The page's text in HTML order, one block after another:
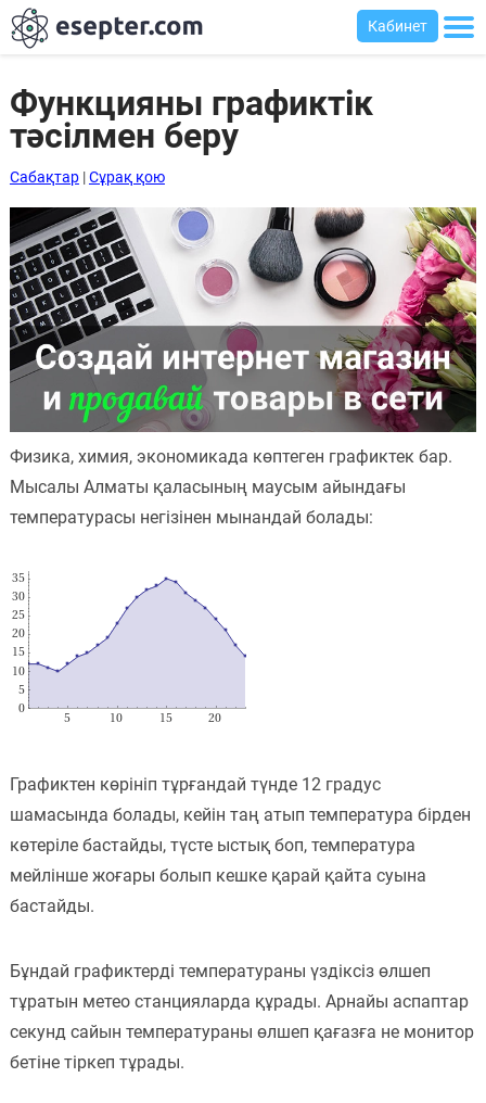
Сабақтар
тақтасы
Кіру
Қазақша-
ағылшынша
сөздік
Ағылшынша-
сөздік
Пәндер
Тіркелу
Кабинет
Функцияны графиктік
тәсілмен беру
Сабақтар|Сұрақ қою
Физика, химия, экономикада көптеген графиктек бар.
Мысалы Алматы қаласының маусым айындағы
температурасы негізінен мынандай болады:
Графиктен көрініп тұрғандай түнде 12 градус
шамасында болады, кейін таң атып температура бірден
көтеріле бастайды, түсте ыстық боп, температура
мейлінше жоғары болып кешке қарай қайта суына
бастайды.
Бұндай графиктерді температураны үздіксіз өлшеп
тұратын метео станцияларда құрады. Арнайы аспаптар
секунд сайын температураны өлшеп қағазға не монитор
бетіне тіркеп тұрады.